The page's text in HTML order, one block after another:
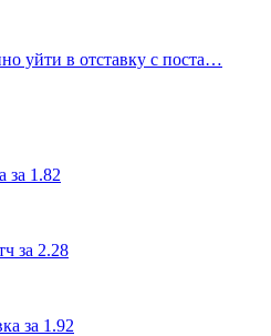
уйти в отставку с поста…
1.82
за 2.28
за 1.92